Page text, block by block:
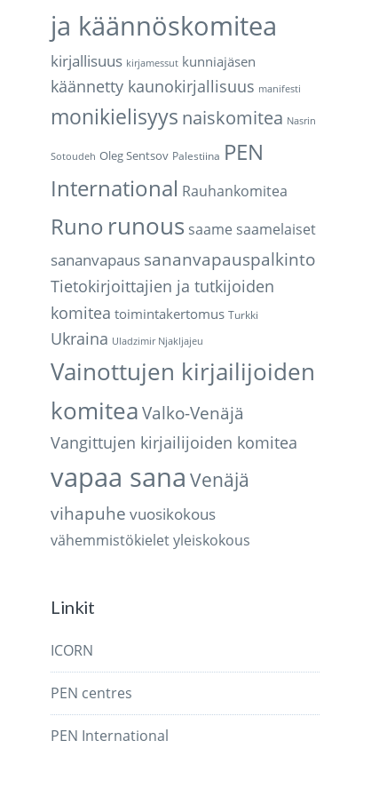
ja käännöskomitea
kirjallisuus kirjamessut kunniajäsen
käännetty kaunokirjallisuus manifesti
monikielisyys naiskomitea Nasrin
Sotoudeh Oleg Sentsov Palestiina PEN
International Rauhankomitea
Runo runous saame saamelaiset
sananvapaus sananvapauspalkinto
Tietokirjoittajien ja tutkijoiden
komitea toimintakertomus Turkki
Ukraina Uladzimir Njakljajeu
Vainottujen kirjailijoiden
komitea Valko-Venäjä
Vangittujen kirjailijoiden komitea
vapaa sana Venäjä
vihapuhe vuosikokous
vähemmistökieletyleiskokous
Linkit
ICORN
PEN centres
PEN International